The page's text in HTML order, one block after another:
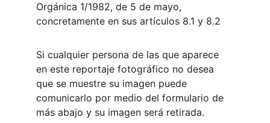
Orgánica 1/1982, de 5 de mayo,
concretamente en sus artículos 8.1 y 8.2
Si cualquier persona de las que aparece
en este reportaje fotográfico no desea
que se muestre su imagen puede
comunicarlo por medio del formulario de
más abajo y su imagen será retirada.